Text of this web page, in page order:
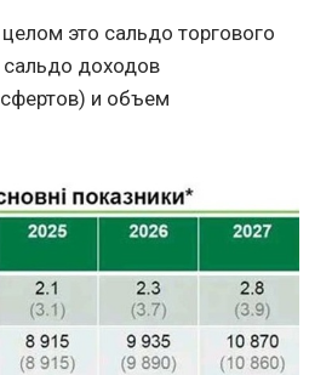
это сальдо торгового
доходов
и объем